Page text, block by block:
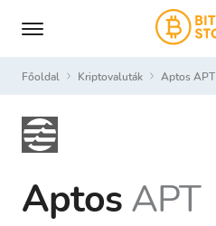
Főoldal Kriptovaluták Aptos APT
Aptos APT